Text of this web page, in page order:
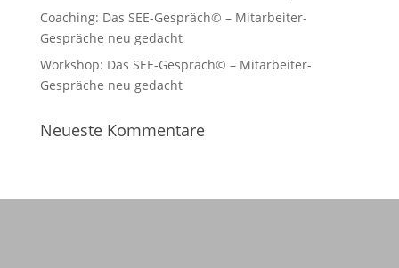
Coaching: Das SEE-Gespräch© – Mitarbeiter-
Gespräche neu gedacht
Workshop: Das SEE-Gespräch© – Mitarbeiter-
Gespräche neu gedacht
Neueste Kommentare